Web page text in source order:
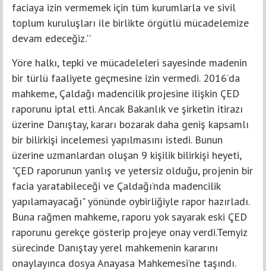
faciaya izin vermemek için tüm kurumlarla ve sivil
toplum kuruluşları ile birlikte örgütlü mücadelemize
devam edeceğiz.''
Yöre halkı, tepki ve mücadeleleri sayesinde madenin
bir türlü faaliyete geçmesine izin vermedi. 2016’da
mahkeme, Çaldağı madencilik projesine ilişkin ÇED
raporunu iptal etti. Ancak Bakanlık ve şirketin itirazı
üzerine Danıştay, kararı bozarak daha geniş kapsamlı
bir bilirkişi incelemesi yapılmasını istedi. Bunun
üzerine uzmanlardan oluşan 9 kişilik bilirkişi heyeti,
"ÇED raporunun yanlış ve yetersiz olduğu, projenin bir
facia yaratabileceği ve Çaldağı’nda madencilik
yapılamayacağı" yönünde oybirliğiyle rapor hazırladı.
Buna rağmen mahkeme, raporu yok sayarak eski ÇED
raporunu gerekçe gösterip projeye onay verdi.Temyiz
sürecinde Danıştay yerel mahkemenin kararını
onaylayınca dosya Anayasa Mahkemesi’ne taşındı.